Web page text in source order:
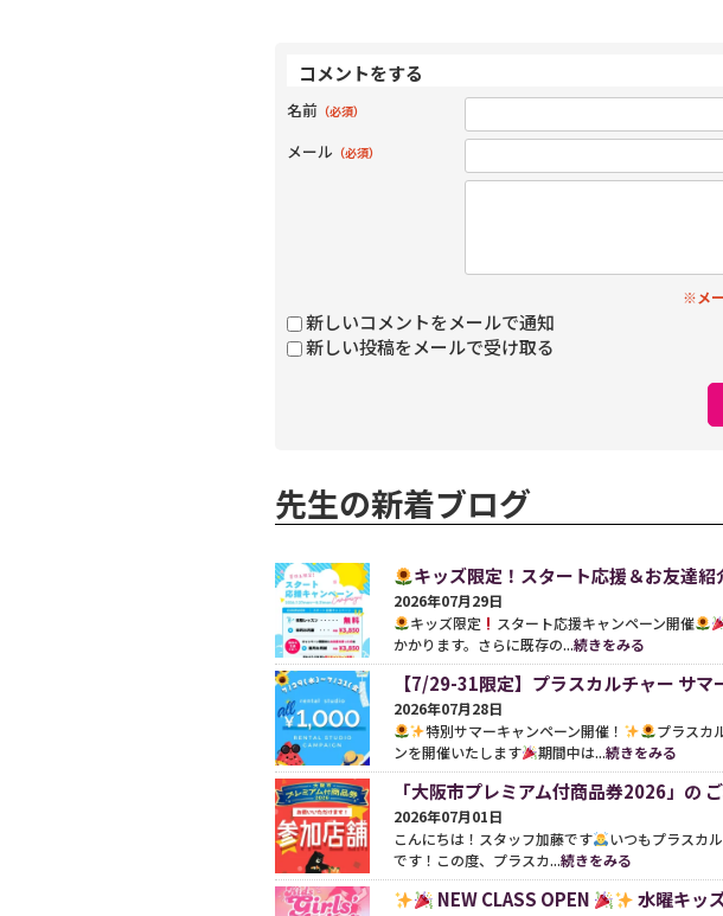
コメントをする
名前 （必須）
メール （必須）
※メ
新しいコメントをメールで通知
新しい投稿をメールで受け取る
先生の新着ブログ
キッズ限定！スタート応援＆お友達紹
2026年07月29日
キッズ限定
スタート応援キャンペーン開催
かかります。さらに既存の...続きをみる
【7/29-31限定】プラスカルチャー サマ
2026年07月28日
特別サマーキャンペーン開催！
プラスカ
ンを開催いたします
期間中は...続きをみる
「大阪市プレミアム付商品券2026」の
2026年07月01日
こんにちは！スタッフ加藤です
いつもプラスカ
です！この度、プラスカ...続きをみる
NEW CLASS OPEN 水曜キッ